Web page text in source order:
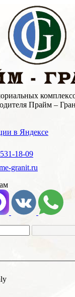
Прайм –
в Яндексе
18-09
granit.ru